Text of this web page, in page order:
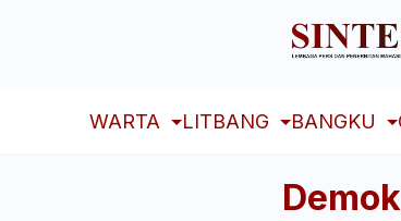
WARTA LITBANG BANGKU